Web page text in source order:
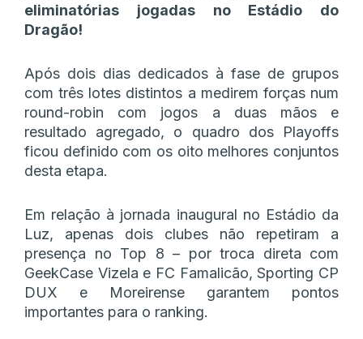
eliminatórias jogadas no Estádio do
Dragão!
Após dois dias dedicados à fase de grupos
com três lotes distintos a medirem forças num
round-robin com jogos a duas mãos e
resultado agregado, o quadro dos Playoffs
ficou definido com os oito melhores conjuntos
desta etapa.
Em relação à jornada inaugural no Estádio da
Luz, apenas dois clubes não repetiram a
presença no Top 8 – por troca direta com
GeekCase Vizela e FC Famalicão, Sporting CP
DUX e Moreirense garantem pontos
importantes para o ranking.